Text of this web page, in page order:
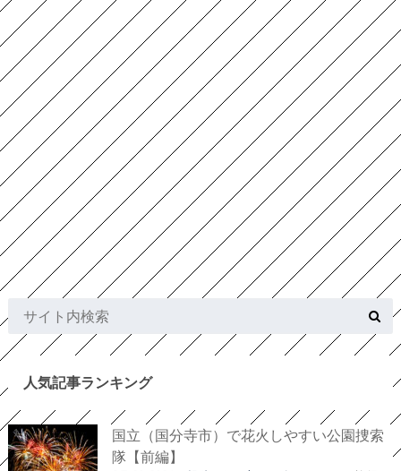
人気記事ランキング
国立（国分寺市）で花火しやすい公園捜索
隊【前編】